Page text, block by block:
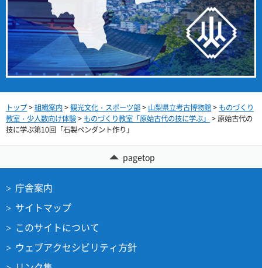
トップ>組織案内>観光文化・スポーツ部> 山梨県立考古博物館> ものづくり
教室・少人数向け体験> ものづくり教室「原始古代の技に学ぶ」 > 原始古代の
技に学ぶ第10回「石製ペンダント作り」
pagetop
庁舎案内
サイトマップ
このサイトについて
ウェブアクセシビリティ方針